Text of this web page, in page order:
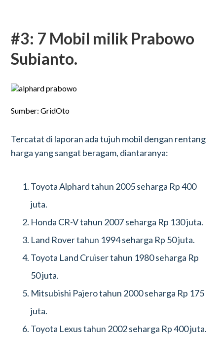
#3: 7 Mobil milik Prabowo
Subianto.
Sumber: GridOto
Tercatat di laporan ada tujuh mobil dengan rentang
harga yang sangat beragam, diantaranya:
Toyota Alphard tahun 2005 seharga Rp 400
juta.
Honda CR-V tahun 2007 seharga Rp 130 juta.
Land Rover tahun 1994 seharga Rp 50 juta.
Toyota Land Cruiser tahun 1980 seharga Rp
50 juta.
Mitsubishi Pajero tahun 2000 seharga Rp 175
juta.
Toyota Lexus tahun 2002 seharga Rp 400 juta.